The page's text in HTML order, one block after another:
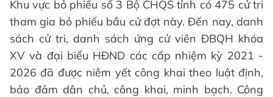
Khu vực bỏ phiếu số 3 Bộ CHQS tỉnh có 475 cử tri
tham gia bỏ phiếu bầu cử đợt này. Đến nay, danh
sách cử tri, danh sách ứng cử viên ĐBQH khóa
XV và đại biểu HĐND các cấp nhiệm kỳ 2021 -
2026 đã được niêm yết công khai theo luật định,
bảo đảm dân chủ, công khai, minh bạch. Công